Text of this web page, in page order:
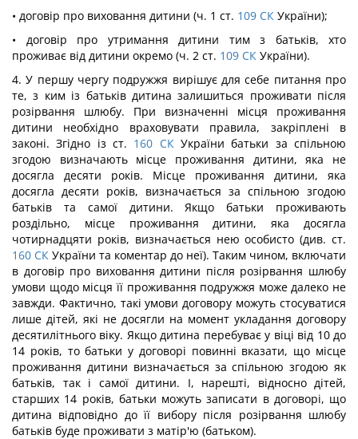
• договір про виховання дитини (ч. 1 ст. 109 СК України);
• договір про утримання дитини тим з батьків, хто
проживає від дитини окремо (ч. 2 ст. 109 СК України).
4. У першу чергу подружжя вирішує для себе питання про
те, з ким із батьків дитина залишиться проживати після
розірвання шлюбу. При визначенні місця проживання
дитини необхідно враховувати правила, закріплені в
законі. Згідно із ст. 160 СКУкраїни батьки за спільною
згодою визначають місце проживання дитини, яка не
досягла десяти років. Місце проживання дитини, яка
досягла десяти років, визначається за спільною згодою
батьків та самої дитини. Якщо батьки проживають
роздільно, місце проживання дитини, яка досягла
чотирнадцяти років, визначається нею особисто (див. ст.
160 СК України та коментар до неї). Таким чином, включати
в договір про виховання дитини після розірвання шлюбу
умови щодо місця її проживання подружжя може далеко не
завжди. Фактично, такі умови договору можуть стосуватися
лише дітей, які не досягли на момент укладання договору
десятилітнього віку. Якщо дитина перебуває у віці від 10 до
14 років, то батьки у договорі повинні вказати, що місце
проживання дитини визначається за спільною згодою як
батьків, так і самої дитини. І, нарешті, відносно дітей,
старших 14 років, батьки можуть записати в договорі, що
дитина відповідно до її вибору після розірвання шлюбу
батьків буде проживати з матір'ю (батьком).